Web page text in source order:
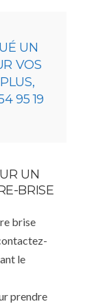
UN
VOS
95 19
UN
BRISE
brise
le
prendre